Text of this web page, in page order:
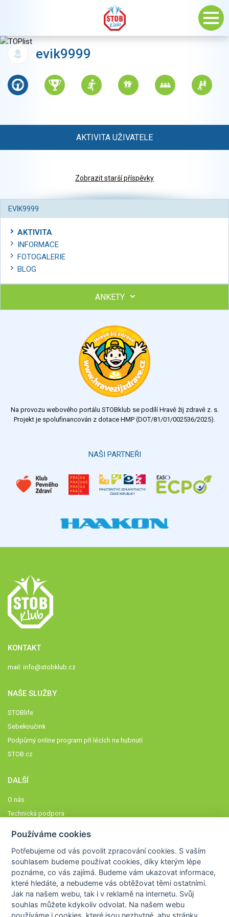
evik9999
AKTIVITA UŽIVATELE
Zobrazit starší příspěvky
EVIK9999
AKTIVITA
INFORMACE
FOTOGALERIE
BLOG
ANKETY
Výsledky Všechny ankety
Na provozu webového portálu STOBklub se podílí Hravě žij zdravě z. s.
Projekt je spolufinancován z dotace HMP (DOT/81/01/002536/2025).
NAŠI PARTNEŘI
KONTAKT
mail: info@stobklub.cz
NAŠE SLUŽBY
STOBlife
Sebekoučink
Podpůrný online program při lécích na hubnutí
STOB.cz
DALŠÍ
O nás
Technická podpora
Členové STOBklubu
Zásady nakládání s osobními údaji
Otestujte se
Spočítejte si
Výzva 52
Používáme cookies
Potřebujeme od vás povolit zpracování cookies. S vaším
souhlasem budeme používat cookies, díky kterým lépe
poznáme,co vás zajímá. Budeme vám ukazovat informace,
které hledáte, a nebudeme vás obtěžovat těmi ostatními.
Jak na našem webu, tak i v reklamě na internetu. Svůj
souhlas můžete kdykoliv odvolat. Na našem webu
používáme i cookies, které jsou nezbytné , aby stránky